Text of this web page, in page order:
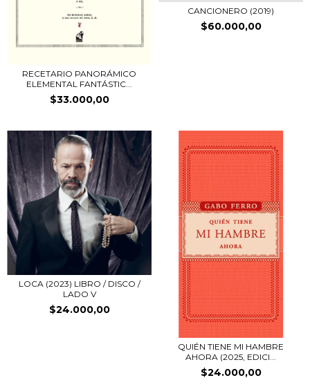
RECETARIO PANORÁMICO
ELEMENTAL FANTÁSTIC...
$33.000,00
CANCIONERO (2019)
$60.000,00
LOCA (2023) LIBRO / DISCO /
LADO V
$24.000,00
QUIÉN TIENE MI HAMBRE
AHORA (2025, EDICI...
$24.000,00